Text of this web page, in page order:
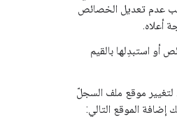
عدم تعديل الخصائص
أعلاه.
أو استبدِلها بالقيم
لتغيير موقع ملف السجلّ
إضافة الموقع التالي: